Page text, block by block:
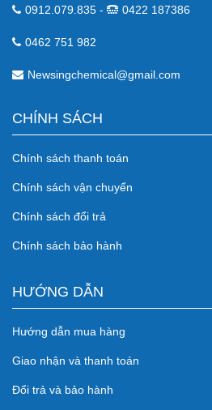
0912.079.835 - 0422 187386
0462 751 982
Newsingchemical@gmail.com
CHÍNH SÁCH
Chính sách thanh toán
Chính sách vận chuyển
Chính sách đổi trả
Chính sách bảo hành
HƯỚNG DẪN
Hướng dẫn mua hàng
Giao nhận và thanh toán
Đổi trả và bảo hành